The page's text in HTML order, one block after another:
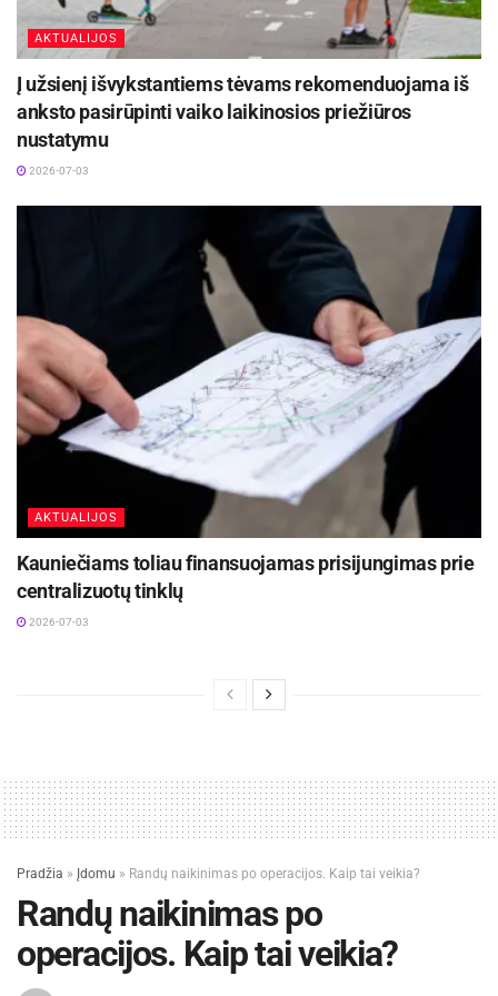
Gegužės 27-oji – Kriminologų diena.
Parengė: Irmina Frolova-Milašienė.
AKTUALIJOS
Į užsienį išvykstantiems tėvams rekomenduojama iš
anksto pasirūpinti vaiko laikinosios priežiūros
nustatymu
2026-07-03
AKTUALIJOS
Kauniečiams toliau finansuojamas prisijungimas prie
centralizuotų tinklų
2026-07-03
Pradžia » Įdomu » Randų naikinimas po operacijos. Kaip tai veikia?
Randų naikinimas po
operacijos. Kaip tai veikia?